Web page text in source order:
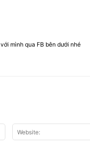
mình qua FB bên dưới nhé
Email:*